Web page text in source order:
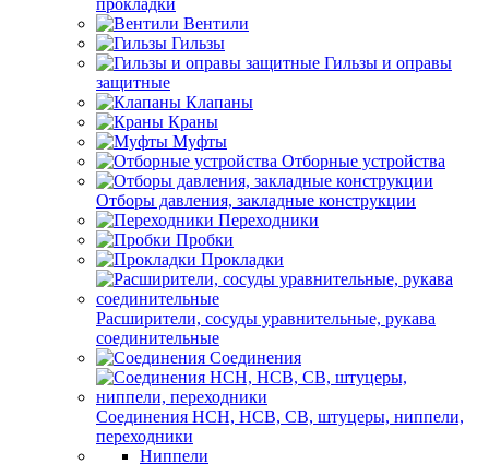
прокладки
Вентили
Гильзы
Гильзы и оправы
защитные
Клапаны
Краны
Муфты
Отборные устройства
Отборы давления, закладные конструкции
Переходники
Пробки
Прокладки
Расширители, сосуды уравнительные, рукава
соединительные
Соединения
Соединения НСН, НСВ, СВ, штуцеры, ниппели,
переходники
Ниппели